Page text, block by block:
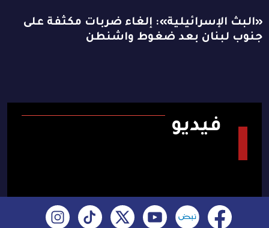
«البث الإسرائيلية»: إلغاء ضربات مكثفة على
جنوب لبنان بعد ضغوط واشنطن
فيديو